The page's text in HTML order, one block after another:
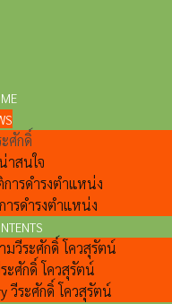
ศักดิ์
าสนใจ
ารดำรงตำแหน่ง
ารดำรงตำแหน่ง
วีระศักดิ์ โควสุรัตน์
ะศักดิ์ โควสุรัตน์
วีระศักดิ์ โควสุรัตน์